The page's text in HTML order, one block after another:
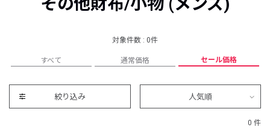
対象件数 : 0件
すべて 通常価格 セール価格
絞り込み 人気順
0 件